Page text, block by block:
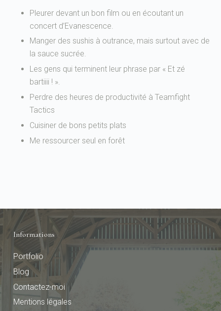
Pleurer devant un bon film ou en écoutant un
concert d’Evanescence.
Manger des sushis à outrance, mais surtout avec de
la sauce sucrée.
Les gens qui terminent leur phrase par « Et zé
bartiiii ! ».
Perdre des heures de productivité à Teamfight
Tactics
Cuisiner de bons petits plats
Me ressourcer seul en forêt
Informations
Portfolio
Blog
Contactez-moi
Mentions légales